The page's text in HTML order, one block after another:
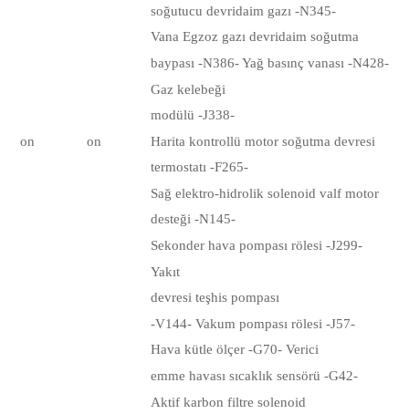
on on
soğutucu devridaim gazı -N345-
Vana Egzoz gazı devridaim soğutma
baypası -N386- Yağ basınç vanası -N428-
Gaz kelebeği
modülü -J338-
Harita kontrollü motor soğutma devresi
termostatı -F265-
Sağ elektro-hidrolik solenoid valf motor
desteği -N145-
Sekonder hava pompası rölesi -J299-
Yakıt
devresi teşhis pompası
-V144- Vakum pompası rölesi -J57-
Hava kütle ölçer -G70- Verici
emme havası sıcaklık sensörü -G42-
Aktif karbon filtre solenoid